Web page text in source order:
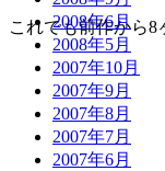
2008年6月
2008年5月
2007年10月
2007年9月
2007年8月
2007年7月
2007年6月
これでも前作から